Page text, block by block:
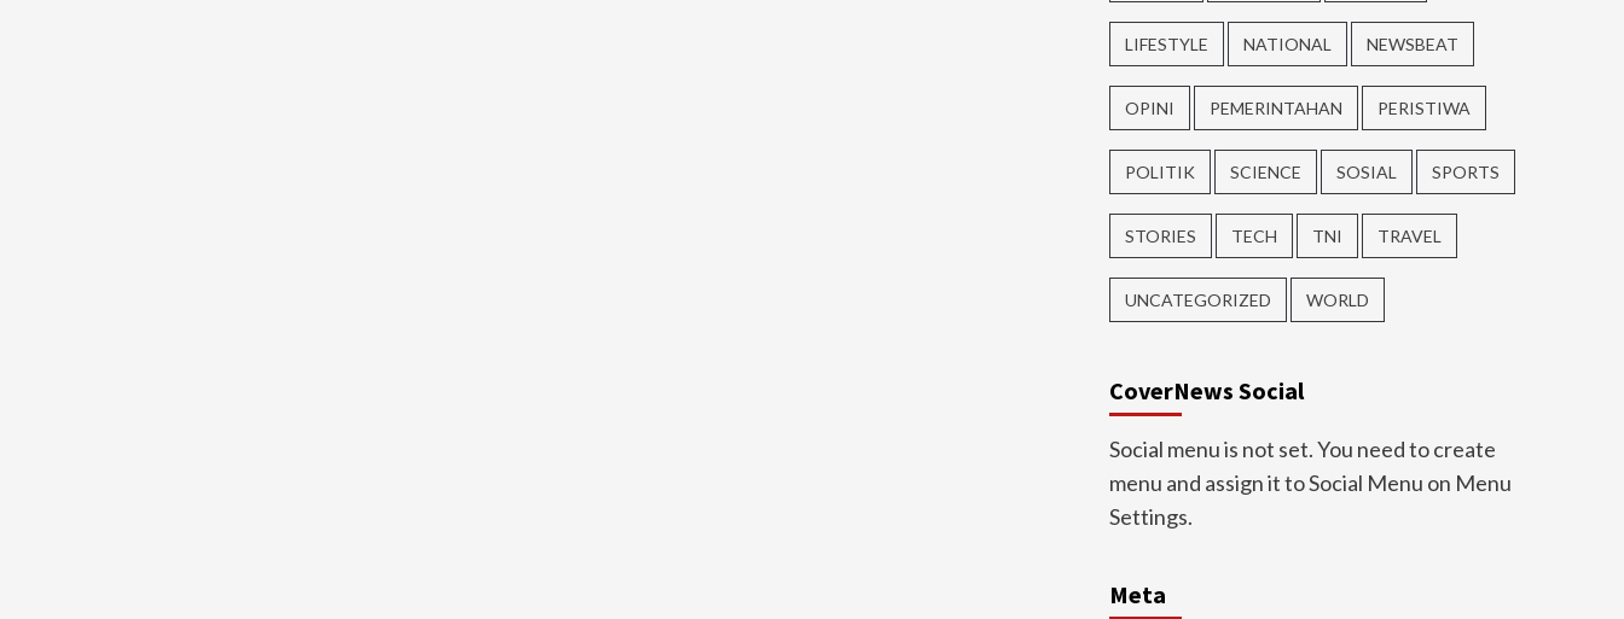
LIFESTYLE NATIONAL NEWSBEAT
OPINI PEMERINTAHAN PERISTIWA
POLITIK SCIENCE SOSIAL SPORTS
STORIES TECH TNI TRAVEL
UNCATEGORIZED WORLD
CoverNews Social
Social menu is not set. You need to create
menu and assign it to Social Menu on Menu
Settings.
Meta